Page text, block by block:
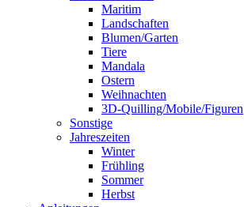
Maritim
Landschaften
Blumen/Garten
Tiere
Mandala
Ostern
Weihnachten
3D-Quilling/Mobile/Figuren
Sonstige
Jahreszeiten
Winter
Frühling
Sommer
Herbst